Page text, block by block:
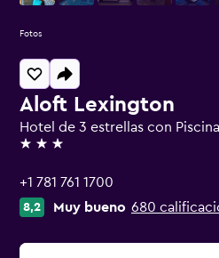
Aloft Lexington
Hotel de 3 estrellas con
3 estrellas
+1 781 761 1700
8,2 Muy bueno 680
Fotos